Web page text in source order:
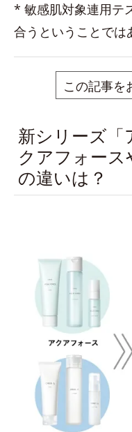
* 敏感肌対象連用テ
合うということでは
この記事を
新シリーズ「
クアフォース
の違いは？